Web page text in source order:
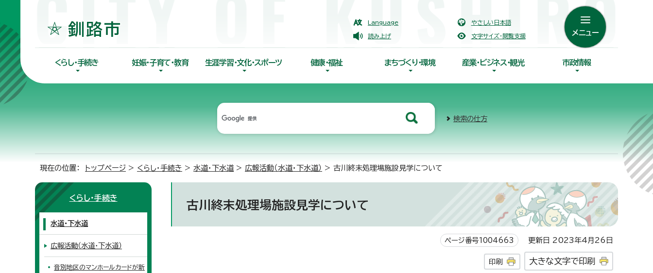
Language やさしい日本語
読み上げ 文字サイズ・閲覧支援 メニュー
くらし・手続き 妊娠・子育て・教育 生涯学習・文化・スポーツ 健康・福祉 まちづくり・環境 産業・ビジネス・観光 市政情報
検索の仕方
現在の位置： トップページ > くらし・手続き > 水道・下水道 > 広報活動（水道・下水道） > 古川終末処理場施設見学について
古川終末処理場施設見学について
ページ番号1004663 更新日 2023年4月26日
印刷 大きな文字で印刷
くらし・手続き
水道・下水道
広報活動（水道・下水道）
音別地区のマンホールカードが新